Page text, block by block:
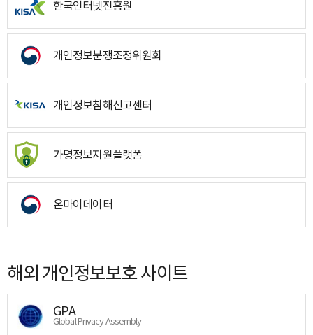
한국인터넷진흥원
개인정보분쟁조정위원회
개인정보침해신고센터
가명정보지원플랫폼
온마이데이터
해외 개인정보보호 사이트
GPA
Global Privacy Assembly